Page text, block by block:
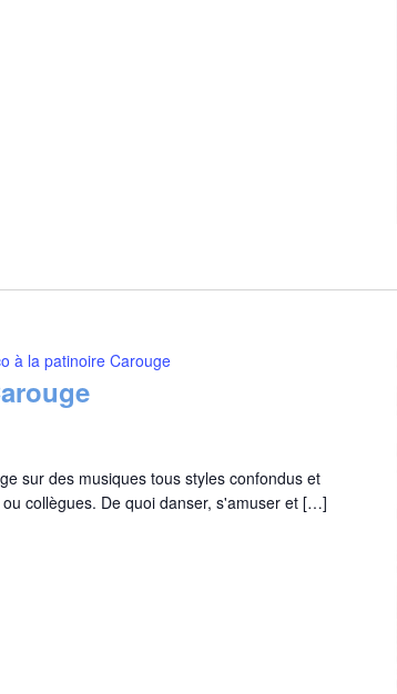
à la patinoire Carouge
sur des musiques tous styles confondus et
collègues. De quoi danser, s'amuser et […]